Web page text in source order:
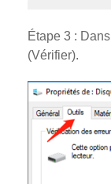
Étape 3 :
(Vérifier).